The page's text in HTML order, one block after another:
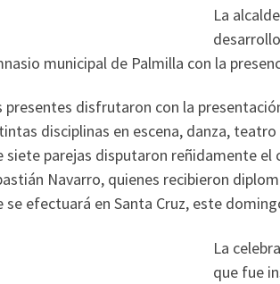
La
municipal de Palmilla con la
presentes disfrutaron con la
disciplinas en escena, danza,
siete parejas disputaron reñidamente
Navarro, quienes recibieron
se efectuará en Santa Cruz, este
La
que fue